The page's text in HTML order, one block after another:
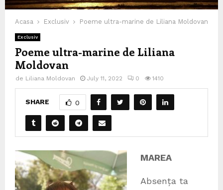
Acasa Exclusiv Poeme ultra-marine de Liliana Moldovan
Exclusiv
Poeme ultra-marine de Liliana
Moldovan
de Liliana Moldovan July 11, 2022 0 1410
SHARE 0
MAREA
Absența ta